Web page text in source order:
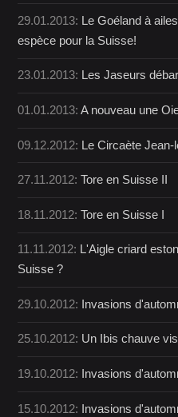
29.01.2013: Le Goéland à
espèce pour la Suisse!
23.01.2013: Les Jaseurs
01.01.2013:A nouveau une
09.12.2012: Le Circaète
27.11.2012:Tore en Suisse II
18.11.2012:Tore en Suisse I
11.11.2012: L'Aigle criard
Suisse ?
29.10.2012: Invasions
25.10.2012: Un Ibis chauve
19.10.2012: Invasions
15.10.2012: Invasions